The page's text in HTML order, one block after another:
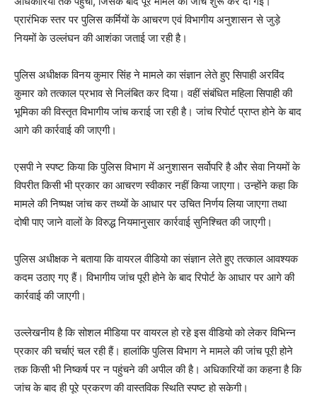
प्रारंभिक स्तर पर पुलिस कर्मियों के आचरण एवं विभागीय अनुशासन से जुड़े
नियमों के उल्लंघन की आशंका जताई जा रही है।
पुलिस अधीक्षक विनय कुमार सिंह ने मामले का संज्ञान लेते हुए सिपाही अरविंद
कुमार को तत्काल प्रभाव से निलंबित कर दिया। वहीं संबंधित महिला सिपाही की
भूमिका की विस्तृत विभागीय जांच कराई जा रही है। जांच रिपोर्ट प्राप्त होने के बाद
आगे की कार्रवाई की जाएगी।
एसपी ने स्पष्ट किया कि पुलिस विभाग में अनुशासन सर्वोपरि है और सेवा नियमों के
विपरीत किसी भी प्रकार का आचरण स्वीकार नहीं किया जाएगा। उन्होंने कहा कि
मामले की निष्पक्ष जांच कर तथ्यों के आधार पर उचित निर्णय लिया जाएगा तथा
दोषी पाए जाने वालों के विरुद्ध नियमानुसार कार्रवाई सुनिश्चित की जाएगी।
पुलिस अधीक्षक ने बताया कि वायरल वीडियो का संज्ञान लेते हुए तत्काल आवश्यक
कदम उठाए गए हैं। विभागीय जांच पूरी होने के बाद रिपोर्ट के आधार पर आगे की
कार्रवाई की जाएगी।
उल्लेखनीय है कि सोशल मीडिया पर वायरल हो रहे इस वीडियो को लेकर विभिन्न
प्रकार की चर्चाएं चल रही हैं। हालांकि पुलिस विभाग ने मामले की जांच पूरी होने
तक किसी भी निष्कर्ष पर न पहुंचने की अपील की है। अधिकारियों का कहना है कि
जांच के बाद ही पूरे प्रकरण की वास्तविक स्थिति स्पष्ट हो सकेगी।